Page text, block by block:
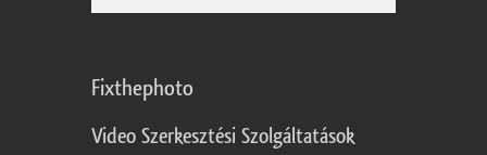
Fixthephoto
Video Szerkesztési Szolgáltatások